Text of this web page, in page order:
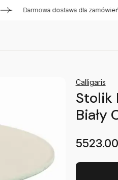
Darmowa dostawa dla zamówień od
Calligaris
Stolik
Biały
5523.00